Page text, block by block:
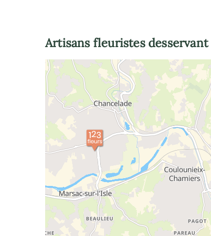
Artisans fleuristes desservant